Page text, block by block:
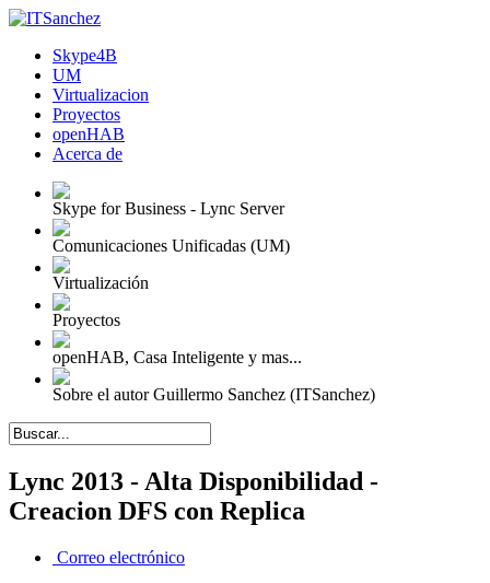
Skype4B
UM
Virtualizacion
Proyectos
openHAB
Acerca de
Skype for Business - Lync Server
Comunicaciones Unificadas (UM)
Virtualización
Proyectos
openHAB, Casa Inteligente y mas...
Sobre el autor Guillermo Sanchez (ITSanchez)
Lync 2013 - Alta Disponibilidad -
Creacion DFS con Replica
Correo electrónico